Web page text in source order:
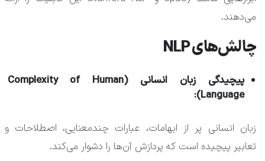
می‌دهند.
چالش‌های NLP
پیچیدگی زبان انسانی (Complexity of Human
Language):
زبان انسانی پر از ابهامات، عبارات چندمعنایی، اصطلاحات و
تعابیر پیچیده است که پردازش آن‌ها را دشوار می‌کند.